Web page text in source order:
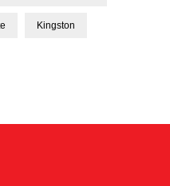
Kingston